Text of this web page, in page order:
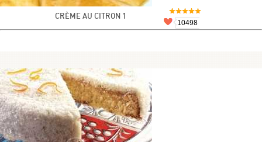
CRÈME AU CITRON 1
10498